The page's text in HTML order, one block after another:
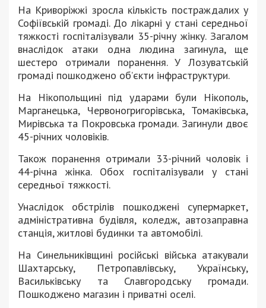
На Криворіжжі зросла кількість постраждалих у
Софіївській громаді. До лікарні у стані середньої
тяжкості госпіталізували 35-річну жінку. Загалом
внаслідок атаки одна людина загинула, ще
шестеро отримали поранення. У Лозуватській
громаді пошкоджено об’єкти інфраструктури.
На Нікопольщині під ударами були Нікополь,
Марганецька, Червоногригорівська, Томаківська,
Мирівська та Покровська громади. Загинули двоє
45-річних чоловіків.
Також поранення отримали 33-річний чоловік і
44-річна жінка. Обох госпіталізували у стані
середньої тяжкості.
Унаслідок обстрілів пошкоджені супермаркет,
адміністративна будівля, коледж, автозаправна
станція, житлові будинки та автомобілі.
На Синельниківщині російські війська атакували
Шахтарську, Петропавлівську, Українську,
Васильківську та Славгородську громади.
Пошкоджено магазин і приватні оселі.